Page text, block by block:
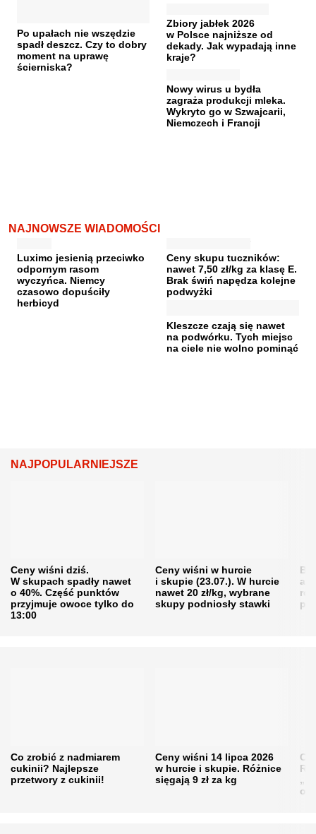
Po upałach nie wszędzie
spadł deszcz. Czy to dobry
moment na uprawę
ścierniska?
Zbiory jabłek 2026
w Polsce najniższe od
dekady. Jak wypadają inne
kraje?
Nowy wirus u bydła
zagraża produkcji mleka.
Wykryto go w Szwajcarii,
Niemczech i Francji
NAJNOWSZE WIADOMOŚCI
Luximo jesienią przeciwko
odpornym rasom
wyczyńca. Niemcy
czasowo dopuściły
herbicyd
Ceny skupu tuczników:
nawet 7,50 zł/kg za klasę E.
Brak świń napędza kolejne
podwyżki
Kleszcze czają się nawet
na podwórku. Tych miejsc
na ciele nie wolno pominąć
NAJPOPULARNIEJSZE
Ceny wiśni dziś.
W skupach spadły nawet
o 40%. Część punktów
przyjmuje owoce tylko do
13:00
Ceny wiśni w hurcie
i skupie (23.07.). W hurcie
nawet 20 zł/kg, wybrane
skupy podniosły stawki
Co zrobić z nadmiarem
cukinii? Najlepsze
przetwory z cukinii!
Ceny wiśni 14 lipca 2026
w hurcie i skupie. Różnice
sięgają 9 zł za kg